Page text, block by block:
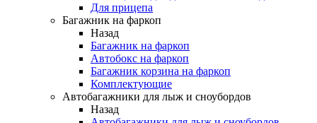
Для прицепа
Багажник на фаркоп
Назад
Багажник на фаркоп
Автобокс на фаркоп
Багажник корзина на фаркоп
Комплектующие
Автобагажники для лыж и сноубордов
Назад